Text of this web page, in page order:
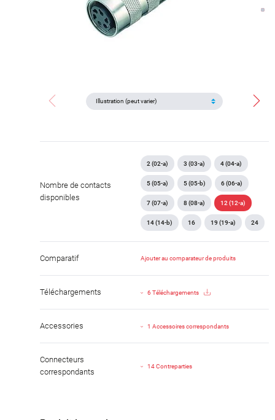
Nombre de contacts
disponibles
2 (02-a) 3 (03-a) 4 (04-a)
5 (05-a) 5 (05-b) 6 (06-a)
7 (07-a) 8 (08-a) 12 (12-a)
14 (14-b) 16 19 (19-a) 24
Comparatif Ajouter au comparateur de produits
Téléchargements 6 Téléchargements
Accessories 1 Accessoires correspondants
Connecteurs
correspondants
14 Contreparties